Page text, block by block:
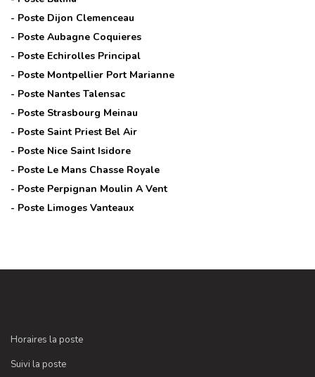
- Poste Dijon Clemenceau
- Poste Aubagne Coquieres
- Poste Echirolles Principal
- Poste Montpellier Port Marianne
- Poste Nantes Talensac
- Poste Strasbourg Meinau
- Poste Saint Priest Bel Air
- Poste Nice Saint Isidore
- Poste Le Mans Chasse Royale
- Poste Perpignan Moulin A Vent
- Poste Limoges Vanteaux
Horaires la poste
Suivi la poste